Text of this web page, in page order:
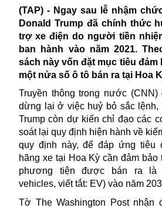
(TAP) - Ngay sau lễ nhậm
Donald Trump đã chính thức
trợ xe điện do người tiền
ban hành vào năm 2021.
sách nàyvốn đặt mục tiêu đảm
một nửa số ô tô bán ra tại Hoa
Truyền thông trong nước (CNN)
dừng lại ở việc huỷ bỏ sắc lệnh,
Trump còn dự kiến chỉ đạo các
soát lại quy định hiện hành về
quy định này, để đáp ứng tiêu
hãng xe tại Hoa Kỳcần đảm bảo
phương tiện được
bán ra là
vehicles, viết tắt: EV) vào năm
Tờ The Washington Post nhận